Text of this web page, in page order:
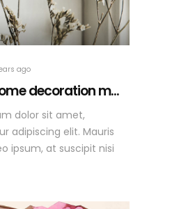
ago
decoration m...
dolor sit amet,
adipiscing elit. Mauris
ipsum, at suscipit nisi